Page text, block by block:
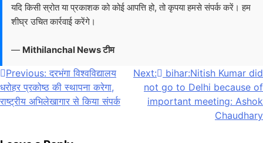
यदि किसी स्रोत या प्रकाशक को कोई आपत्ति हो, तो कृपया हमसे संपर्क करें। हम
शीघ्र उचित कार्रवाई करेंगे।
— Mithilanchal News टीम
Post
navigation
Previous: दरभंगा विश्वविद्यालय
धरोहर प्रकोष्ठ की स्थापना करेगा,
राष्ट्रीय अभिलेखागार से किया संपर्क
Next:
bihar:Nitish Kumar did
not go to Delhi because of
important meeting: Ashok
Chaudhary